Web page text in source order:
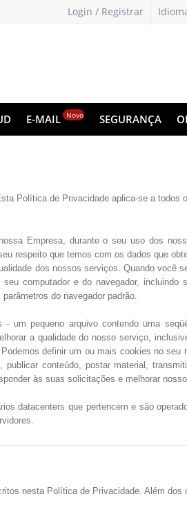
Login / Registrar
E-MAIL Novo SEGURANÇA
Política de Privacidade aplica-se a todos
Empresa, durante o seu uso dos
respeito que temos com os dados que
dos nossos serviços. Quando você
computador e do navegador, incluindo
do navegador padrão.
um pequeno arquivo contendo uma
a qualidade do nosso serviço,
definir um ou mais cookies no
conteúdo, postar material,
às suas solicitações e melhorar
datacenters que pertencem e são
nesta Política de Privacidade. Além dos